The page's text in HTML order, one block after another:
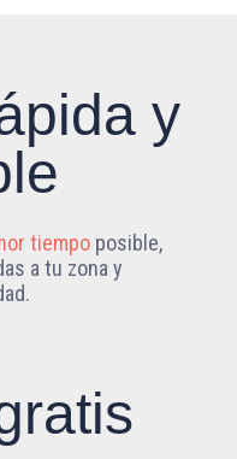
y
tiempo posible,
a tu zona y